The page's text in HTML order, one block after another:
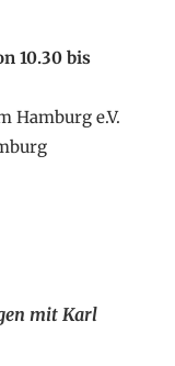
10.30 bis
Hamburg e.V.
mit Karl